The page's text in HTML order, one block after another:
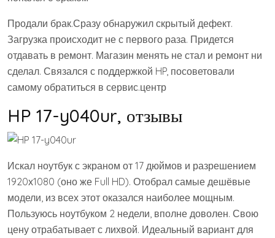
Продали брак.Сразу обнаружил скрытый дефект.
Загрузка происходит не с первого раза. Придется
отдавать в ремонт. Магазин менять не стал и ремонт ни
сделал. Связался с поддержкой HP, посоветовали
самому обратиться в сервис.центр
HP 17-y040ur, отзывы
Искал ноутбук с экраном от 17 дюймов и разрешением
1920х1080 (оно же Full HD). Отобрал самые дешёвые
модели, из всех этот оказался наиболее мощным.
Пользуюсь ноутбуком 2 недели, вполне доволен. Свою
цену отрабатывает с лихвой. Идеальный вариант для